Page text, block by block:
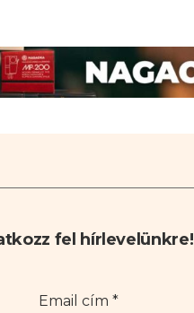
fel hírlevelünkre!
Email cím *